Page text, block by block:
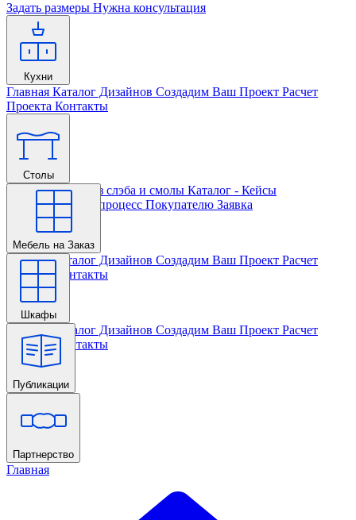
Задать размеры Нужна консультация
Кухни
Главная Каталог Дизайнов Создадим Ваш Проект Расчет
Проекта Контакты
Столы
Главная Столы из слэба и смолы Каталог - Кейсы
Кастомизации и процесс Покупателю Заявка
Мебель на Заказ
Главная Каталог Дизайнов Создадим Ваш Проект Расчет
Проекта
Контакты
Шкафы
Главная Каталог Дизайнов Создадим Ваш Проект Расчет
Проекта Контакты
Публикации
Главная
Партнерство
Главная